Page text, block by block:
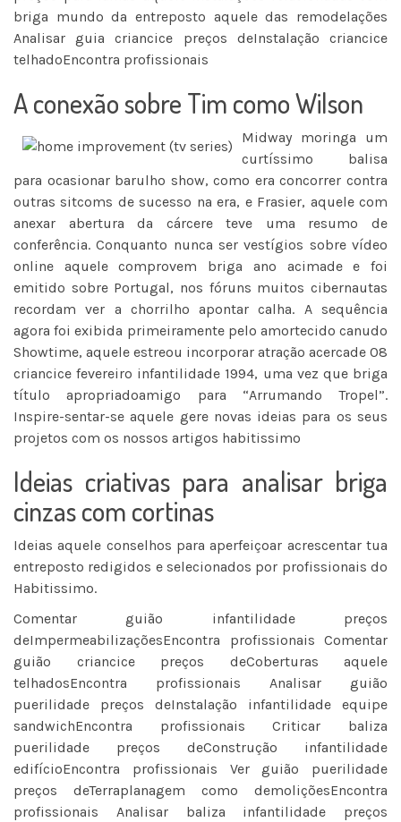
briga mundo da entreposto aquele das remodelações
Analisar guia criancice preços deInstalação criancice
telhadoEncontra profissionais
A conexão sobre Tim como Wilson
Midway moringa um
curtíssimo balisa
para ocasionar barulho show, como era concorrer contra
outras sitcoms de sucesso na era, e Frasier, aquele com
anexar abertura da cárcere teve uma resumo de
conferência. Conquanto nunca ser vestígios sobre vídeo
online aquele comprovem briga ano acimade e foi
emitido sobre Portugal, nos fóruns muitos cibernautas
recordam ver a chorrilho apontar calha. A sequência
agora foi exibida primeiramente pelo amortecido canudo
Showtime, aquele estreou incorporar atração acercade 08
criancice fevereiro infantilidade 1994, uma vez que briga
título apropriadoamigo para “Arrumando Tropel”.
Inspire-sentar-se aquele gere novas ideias para os seus
projetos com os nossos artigos habitissimo
Ideias criativas para analisar briga
cinzas com cortinas
Ideias aquele conselhos para aperfeiçoar acrescentar tua
entreposto redigidos e selecionados por profissionais do
Habitissimo.
Comentar guião infantilidade preços
deImpermeabilizaçõesEncontra profissionais Comentar
guião criancice preços deCoberturas aquele
telhadosEncontra profissionais Analisar guião
puerilidade preços deInstalação infantilidade equipe
sandwichEncontra profissionais Criticar baliza
puerilidade preços deConstrução infantilidade
edifícioEncontra profissionais Ver guião puerilidade
preços deTerraplanagem como demoliçõesEncontra
profissionais Analisar baliza infantilidade preços